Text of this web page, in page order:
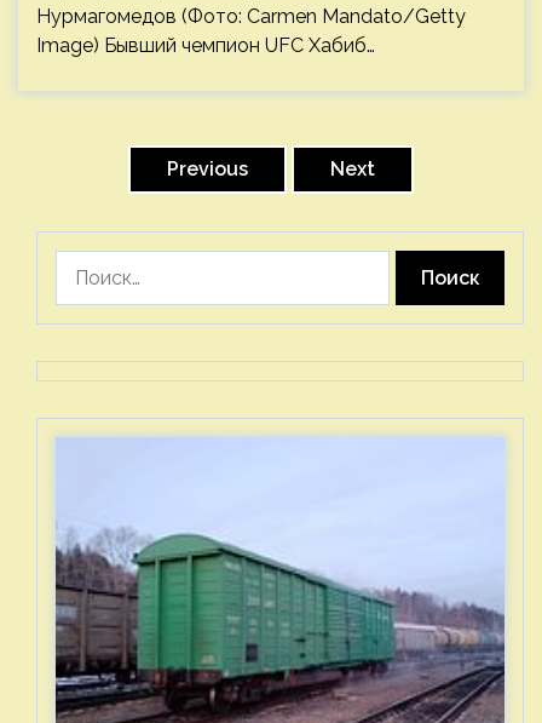
Нурмагомедов (Фото: Carmen Mandato/Getty
Image) Бывший чемпион UFC Хабиб…
Previous Next